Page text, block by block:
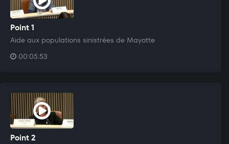
Point 1
Aide aux populations sinistrées de Mayotte
00:05:53
Point 2